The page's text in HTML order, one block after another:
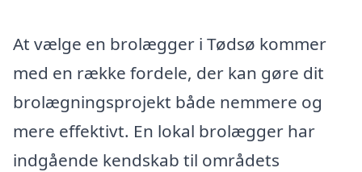
At vælge en brolægger i Tødsø kommer
med en række fordele, der kan gøre dit
brolægningsprojekt både nemmere og
mere effektivt. En lokal brolægger har
indgående kendskab til områdets